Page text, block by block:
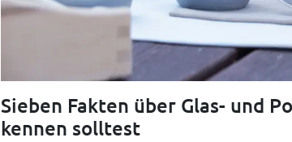
Sieben Fakten über Glas- und
kennen solltest